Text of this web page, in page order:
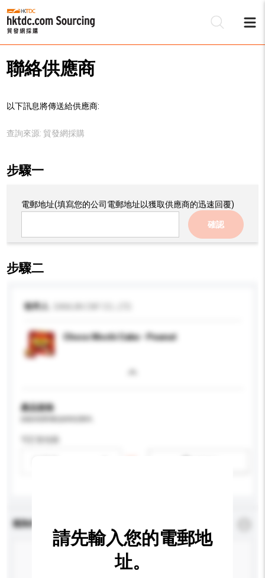
聯絡供應商
以下訊息將傳送給供應商:
查詢來源: 貿發網採購
步驟一
電郵地址(填寫您的公司電郵地址以獲取供應商的迅速回覆)
確認
步驟二
收件人
Choco Mochi Cake - Peanut
產品規格
查詢內容
請先輸入您的電郵地
址。